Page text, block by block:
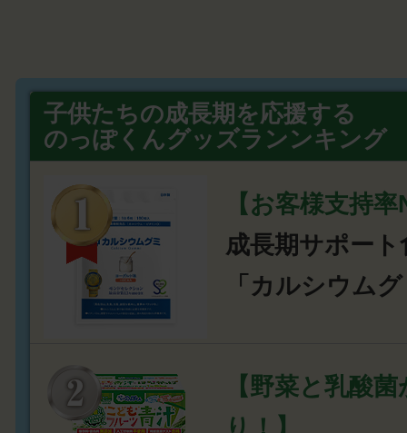
子供たちの成長期を応援する
のっぽくんグッズランンキング
【お客様支持
成長期サポート
「カルシウム
【野菜と乳酸
り！】